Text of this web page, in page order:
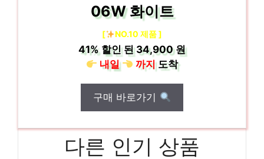
06W 화이트
[ NO.10 제품 ]
41%할인 된34,900 원
내일
까지도착
구매 바로가기
다른 인기 상품
플레이스테이션 5 슬림 스탠다드 에디션,